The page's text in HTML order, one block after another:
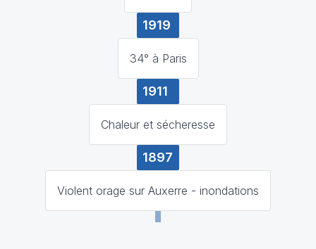
1919
34° à Paris
1911
Chaleur et sécheresse
1897
Violent orage sur Auxerre - inondations